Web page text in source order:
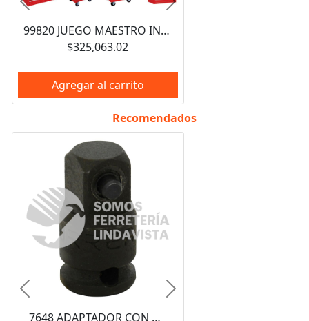
99820 JUEGO MAESTRO INDUSTRIAL COMBINADO 940 PIEZAS, CON GABINETES EX27M5, EX27M6, EX27S6 URREA
$325,063.02
Agregar al carrito
Anterior Siguiente
Recomendados
7648 ADAPTADOR CON PERNO PARA DADO DE IMPACTO CUADRO DE 1/4" HEMBRA A 3/8" MACHO URREA
Anterior Siguiente